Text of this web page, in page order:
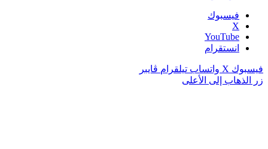
فيسبوك
‫X
‫YouTube
انستقرام
فيسبوك ‫X واتساب تيلقرام ڤايبر
زر الذهاب إلى الأعلى